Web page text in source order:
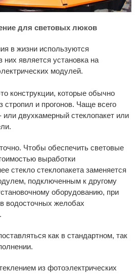
для световых люков
в жизни используются
является установка на
модулей.
конструкции, которые обычно
стропил и прогонов. Чаще всего
или двухкамерный стеклопакет или
Чтобы обеспечить световые
выработки
стекло стеклопакета заменяется
подключенным к другому
оборудованию, при
водосточных желобах
как в стандартном, так
из фотоэлектрических